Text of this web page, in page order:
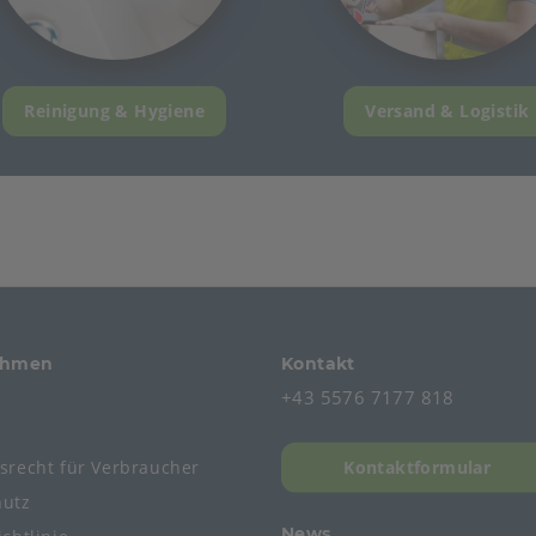
Reinigung & Hygiene Versand & Logistik
für Verbraucher
Kontakt
+43 5576 7177 818
Kontaktformular